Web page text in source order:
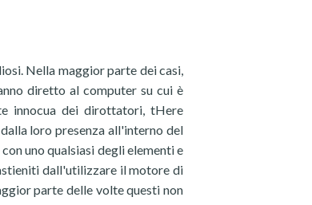
Nella maggior parte dei casi,
diretto al computer su cui è
innocua dei dirottatori, tHere
loro presenza all'interno del
uno qualsiasi degli elementi e
dall'utilizzare il motore di
parte delle volte questi non